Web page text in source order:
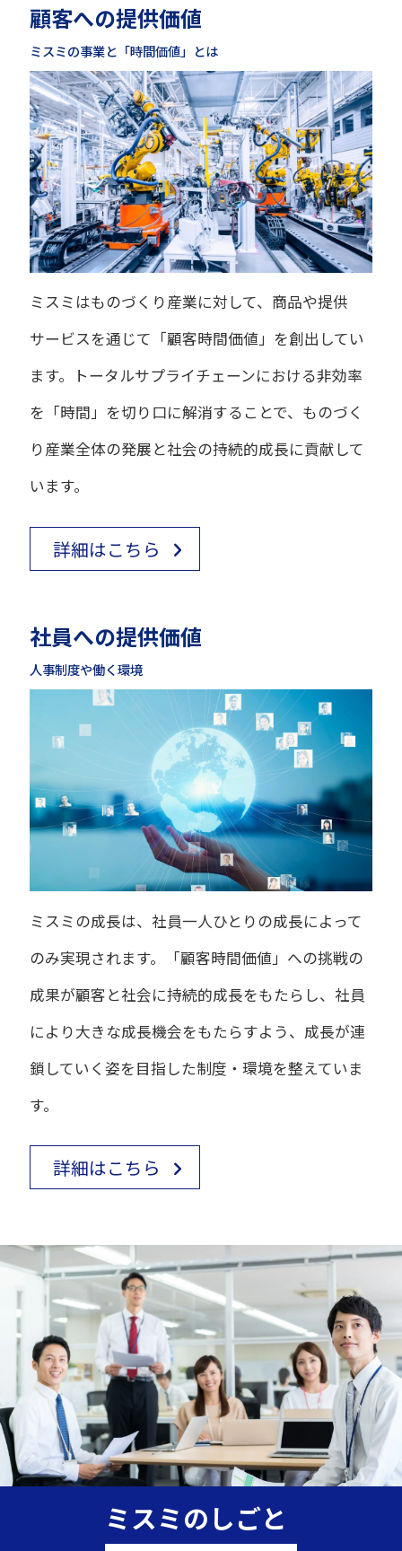
顧客への提供価値
ミスミの事業と「時間価値」とは
ミスミはものづくり産業に対して、商品や提供
サービスを通じて「顧客時間価値」を創出してい
ます。トータルサプライチェーンにおける非効率
を「時間」を切り口に解消することで、ものづく
り産業全体の発展と社会の持続的成長に貢献して
います。
詳細はこちら
社員への提供価値
人事制度や働く環境
ミスミの成長は、社員一人ひとりの成長によって
のみ実現されます。「顧客時間価値」への挑戦の
成果が顧客と社会に持続的成長をもたらし、社員
により大きな成長機会をもたらすよう、成長が連
鎖していく姿を目指した制度・環境を整えていま
す。
詳細はこちら
ミスミのしごと